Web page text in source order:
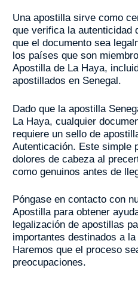
Una apostilla sirve como
que verifica la autenticidad
que el documento sea
los países que son
Apostilla de La Haya,
apostillados en Senegal.
Dado que la apostilla
La Haya, cualquier
requiere un sello de
Autenticación. Este simple
dolores de cabeza al
como genuinos antes de
Póngase en contacto con
Apostilla para obtener
legalización de apostillas
importantes destinados a
Haremos que el proceso
preocupaciones.